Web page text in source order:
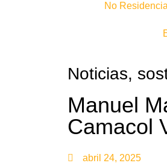
No Residencial
Noticias,
Manuel
Camacol
abril 24, 2025